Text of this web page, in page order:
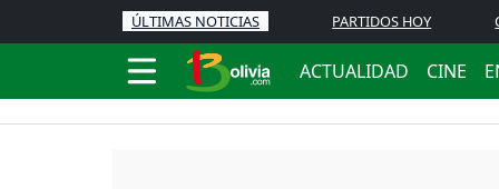
ÚLTIMAS NOTICIAS PARTIDOS HOY
ACTUALIDAD CINE